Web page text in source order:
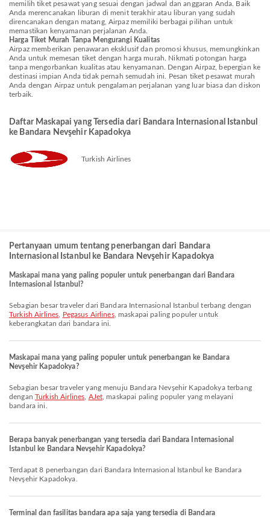
memilih tiket pesawat yang sesuai dengan jadwal dan anggaran Anda. Baik
Anda merencanakan liburan di menit terakhir atau liburan yang sudah
direncanakan dengan matang, Airpaz memiliki berbagai pilihan untuk
memastikan kenyamanan perjalanan Anda.
Harga Tiket Murah Tanpa Mengurangi Kualitas
Airpaz memberikan penawaran eksklusif dan promosi khusus, memungkinkan
Anda untuk memesan tiket dengan harga murah. Nikmati potongan harga
tanpa mengorbankan kualitas atau kenyamanan. Dengan Airpaz, bepergian ke
destinasi impian Anda tidak pernah semudah ini. Pesan tiket pesawat murah
Anda dengan Airpaz untuk pengalaman perjalanan yang luar biasa dan diskon
terbaik.
Daftar Maskapai yang Tersedia dari Bandara Internasional Istanbul
ke Bandara Nevşehir Kapadokya
Turkish Airlines
Pertanyaan umum tentang penerbangan dari Bandara
Internasional Istanbul ke Bandara Nevşehir Kapadokya
Maskapai mana yang paling populer untuk penerbangan dari Bandara
Internasional Istanbul?
Sebagian besar traveler dari Bandara Internasional Istanbul terbang dengan
Turkish Airlines
Pegasus Airlines, maskapai paling populer untuk
keberangkatan dari bandara ini.
Maskapai mana yang paling populer untuk penerbangan ke Bandara
Nevşehir Kapadokya?
Sebagian besar traveler yang menuju Bandara Nevşehir Kapadokya terbang
dengan Turkish Airlines AJet , maskapai paling populer yang melayani
bandara ini.
Berapa banyak penerbangan yang tersedia dari Bandara Internasional
Istanbul ke Bandara Nevşehir Kapadokya?
Terdapat 8 penerbangan dari Bandara Internasional Istanbul ke Bandara
Nevşehir Kapadokya.
Terminal dan fasilitas bandara apa saja yang tersedia di Bandara